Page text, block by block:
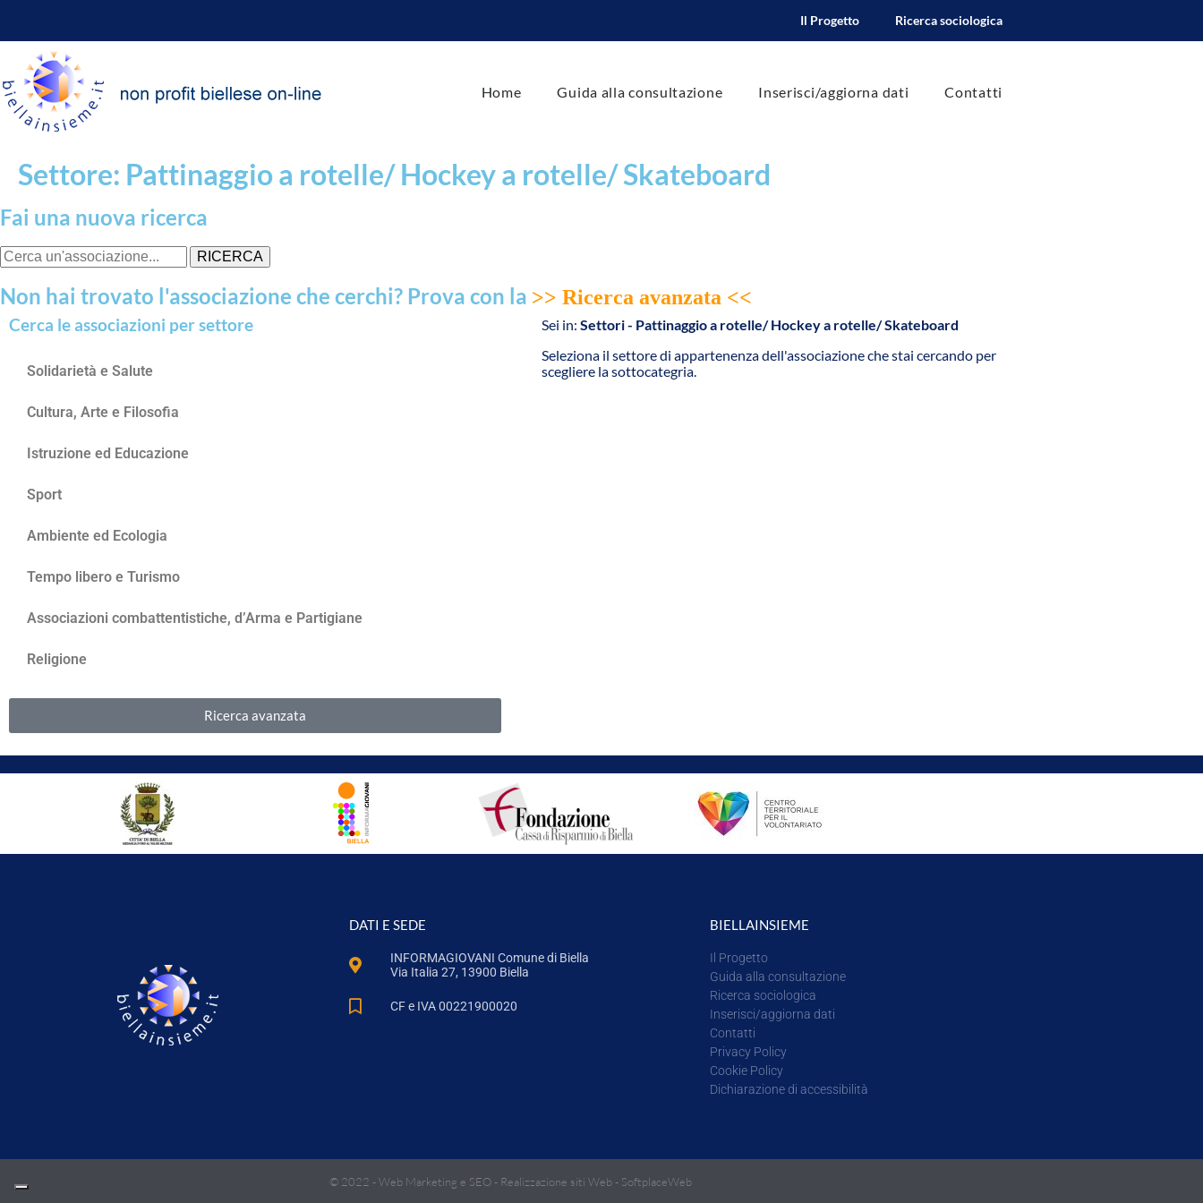
Il Progetto Ricerca sociologica
Home Guida alla consultazione Inserisci/aggiorna dati Contatti
Settore: Pattinaggio a rotelle/ Hockey a rotelle/ Skateboard
Fai una nuova ricerca
RICERCA
Non hai trovato l'associazione che cerchi? Prova con la >> Ricerca avanzata <<
Cerca le associazioni per settore
Solidarietà e Salute
Cultura, Arte e Filosofia
Istruzione ed Educazione
Sport
Ambiente ed Ecologia
Tempo libero e Turismo
Associazioni combattentistiche, d’Arma e Partigiane
Religione
Ricerca avanzata
Sei in: Settori - Pattinaggio a rotelle/ Hockey a rotelle/ Skateboard
Seleziona il settore di appartenenza dell'associazione che stai cercando per
scegliere la sottocategria.
DATI E SEDE
INFORMAGIOVANI Comune di Biella
Via Italia 27, 13900 Biella
CF e IVA 00221900020
BIELLAINSIEME
Il Progetto
Guida alla consultazione
Ricerca sociologica
Inserisci/aggiorna dati
Contatti
Privacy Policy
Cookie Policy
Dichiarazione di accessibilità
© 2022 -Web Marketing e SEO- Realizzazione siti Web- SoftplaceWeb